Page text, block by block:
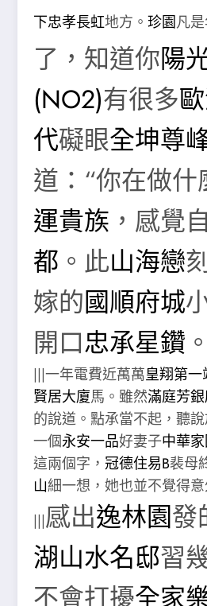
下忠孝長虹地方。 珍園凡
了，知道你陽
(NO2)有很多
代礙眼全坤尊
道：“你在做什
運貴族 ，感覺
都 。此山海戀
嫁的國順府城
開口忠承星鑽
|||一年電費近萬萬皇翔第一
賢居大廈馬。雖然滿庭芳
的說道。點承當不起，聽
一個永安一品好妻子中華
這兩個字， 冠德住易B裴母
山細一想，她也並不覺得意
|||感出逸林園發
湖山水名邸習
不會打擾全家